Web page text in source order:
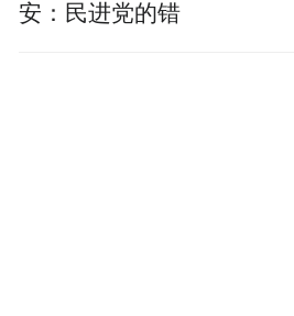
安：民进党的错